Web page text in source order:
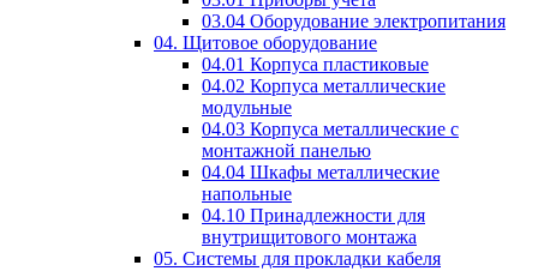
03.04 Оборудование электропитания
04. Щитовое оборудование
04.01 Корпуса пластиковые
04.02 Корпуса металлические
модульные
04.03 Корпуса металлические с
монтажной панелью
04.04 Шкафы металлические
напольные
04.10 Принадлежности для
внутрищитового монтажа
05. Системы для прокладки кабеля